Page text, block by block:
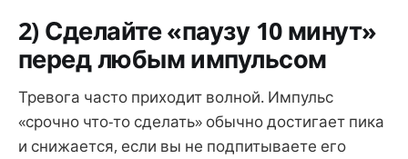
2) Сделайте «паузу 10 минут»
перед любым импульсом
Тревога часто приходит волной. Импульс
«срочно что-то сделать» обычно достигает пика
и снижается, если вы не подпитываете его